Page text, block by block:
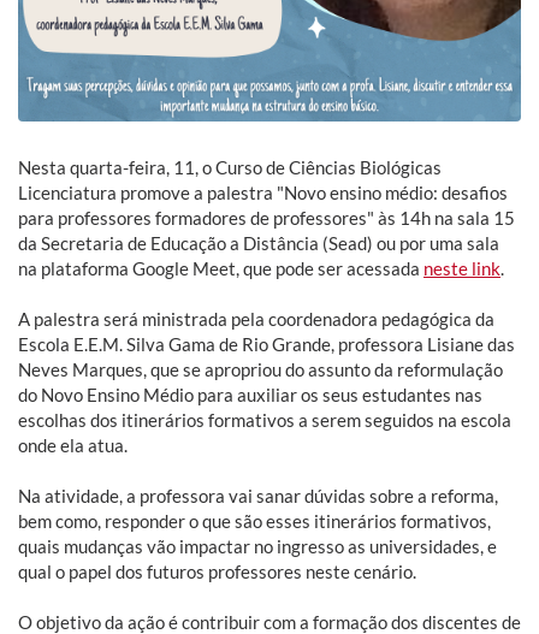
Nesta quarta-feira, 11, o Curso de Ciências Biológicas
Licenciatura promove a palestra "Novo ensino médio: desafios
para professores formadores de professores" às 14h na sala 15
da Secretaria de Educação a Distância (Sead) ou por uma sala
na plataforma Google Meet, que pode ser acessada neste link
A palestra será ministrada pela coordenadora pedagógica da
Escola E.E.M. Silva Gama de Rio Grande, professora Lisiane das
Neves Marques, que se apropriou do assunto da reformulação
do Novo Ensino Médio para auxiliar os seus estudantes nas
escolhas dos itinerários formativos a serem seguidos na escola
onde ela atua.
Na atividade, a professora vai sanar dúvidas sobre a reforma,
bem como, responder o que são esses itinerários formativos,
quais mudanças vão impactar no ingresso as universidades, e
qual o papel dos futuros professores neste cenário.
O objetivo da ação é contribuir com a formação dos discentes de